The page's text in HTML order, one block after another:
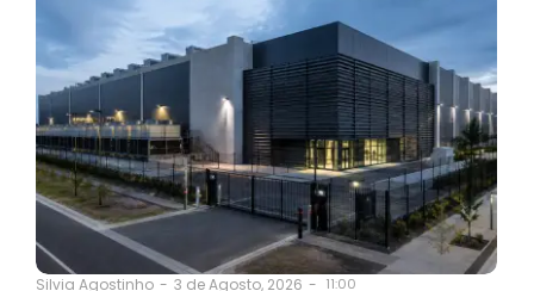
Silvia Agostinho - 3 de Agosto, 2026 - 11:00